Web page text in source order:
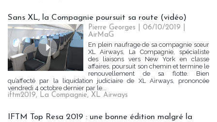
Sans XL, la Compagnie poursuit sa route (vidéo)
Pierre Georges | 06/10/2019
AirMaG
En plein naufrage de sa compagnie sœur
XL Airways, La Compagnie, spécialiste
des liaisons vers New York en classe
affaires, poursuit son chemin et termine le
renouvellement de sa flotte. Bien
qu’affecté par la liquidation judiciaire de XL Airways, prononcée
vendredi 4 octobre dernier par le...
iftm2019, La Compagnie, XL Airways
IFTM Top Resa 2019 : une bonne édition malgré la